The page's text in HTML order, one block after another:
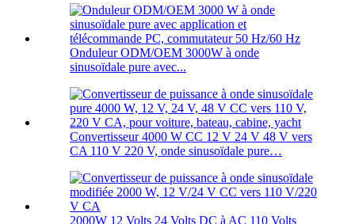
Onduleur ODM/OEM 3000W à onde
sinusoïdale pure avec...
Convertisseur 4000 W CC 12 V 24 V 48 V vers
CA 110 V 220 V, onde sinusoïdale pure…
2000W 12 Volts 24 Volts DC à AC 110 Volts